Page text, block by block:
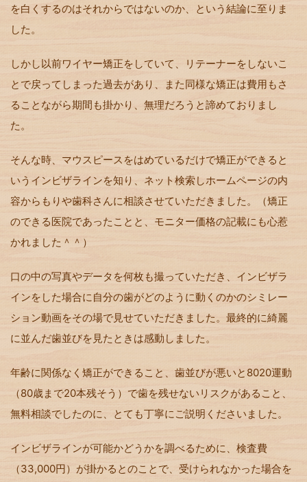
を白くするのはそれからではないのか、という結論に至りま
した。
しかし以前ワイヤー矯正をしていて、リテーナーをしないこ
とで戻ってしまった過去があり、また同様な矯正は費用もさ
ることながら期間も掛かり、無理だろうと諦めておりまし
た。
そんな時、マウスピースをはめているだけで矯正ができると
いうインビザラインを知り、ネット検索しホームページの内
容からもりや歯科さんに相談させていただきました。（矯正
のできる医院であったことと、モニター価格の記載にも心惹
かれました＾＾）
口の中の写真やデータを何枚も撮っていただき、インビザラ
インをした場合に自分の歯がどのように動くのかのシミレー
ション動画をその場で見せていただきました。最終的に綺麗
に並んだ歯並びを見たときは感動しました。
年齢に関係なく矯正ができること、歯並びが悪いと8020運動
（80歳まで20本残そう）で歯を残せないリスクがあること、
無料相談でしたのに、とても丁寧にご説明くださいました。
インビザラインが可能かどうかを調べるために、検査費
（33,000円）が掛かるとのことで、受けられなかった場合を